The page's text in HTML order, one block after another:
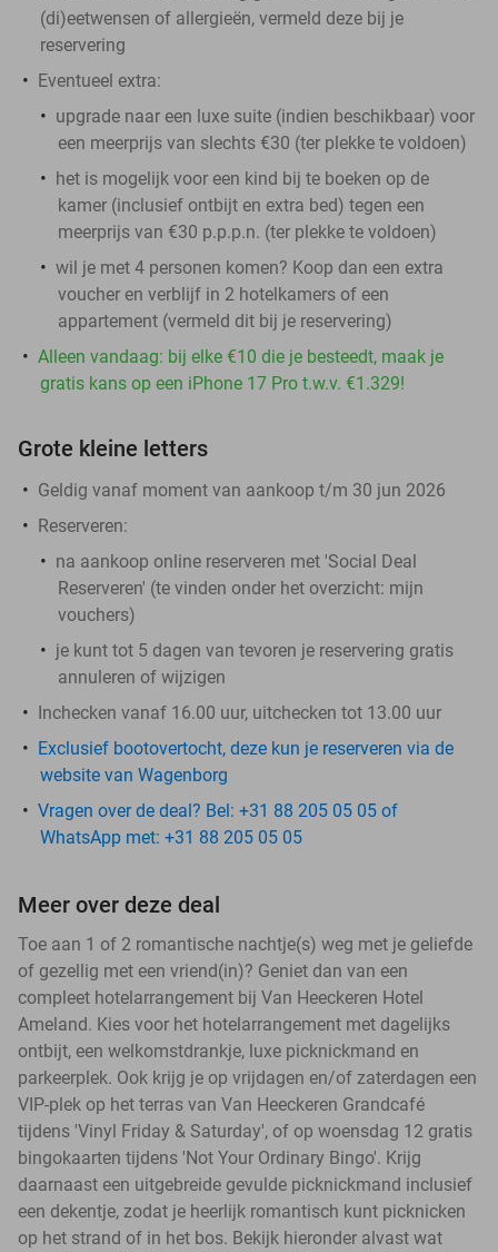
(di)eetwensen of allergieën, vermeld deze bij je
reservering
Eventueel extra:
upgrade naar een luxe suite (indien beschikbaar) voor
een meerprijs van slechts €30 (ter plekke te voldoen)
het is mogelijk voor een kind bij te boeken op de
kamer (inclusief ontbijt en extra bed) tegen een
meerprijs van €30 p.p.p.n. (ter plekke te voldoen)
wil je met 4 personen komen? Koop dan een extra
voucher en verblijf in 2 hotelkamers of een
appartement (vermeld dit bij je reservering)
Alleen vandaag: bij elke €10 die je besteedt, maak je
gratis kans op een iPhone 17 Pro t.w.v. €1.329!
Grote kleine letters
Geldig vanaf moment van aankoop t/m 30 jun 2026
Reserveren:
na aankoop online reserveren met 'Social Deal
Reserveren' (te vinden onder het overzicht: mijn
vouchers)
je kunt tot 5 dagen van tevoren je reservering gratis
annuleren of wijzigen
Inchecken vanaf 16.00 uur, uitchecken tot 13.00 uur
Exclusief bootovertocht, deze kun je reserveren via de
website van Wagenborg
Vragen over de deal? Bel: +31 88 205 05 05 of
WhatsApp met: +31 88 205 05 05
Meer over deze deal
Toe aan 1 of 2 romantische nachtje(s) weg met je geliefde
of gezellig met een vriend(in)? Geniet dan van een
compleet hotelarrangement bij Van Heeckeren Hotel
Ameland. Kies voor het hotelarrangement met dagelijks
ontbijt, een welkomstdrankje, luxe picknickmand en
parkeerplek. Ook krijg je op vrijdagen en/of zaterdagen een
VIP-plek op het terras van Van Heeckeren Grandcafé
tijdens 'Vinyl Friday & Saturday', of op woensdag 12 gratis
bingokaarten tijdens 'Not Your Ordinary Bingo'. Krijg
daarnaast een uitgebreide gevulde picknickmand inclusief
een dekentje, zodat je heerlijk romantisch kunt picknicken
op het strand of in het bos. Bekijk hieronder alvast wat